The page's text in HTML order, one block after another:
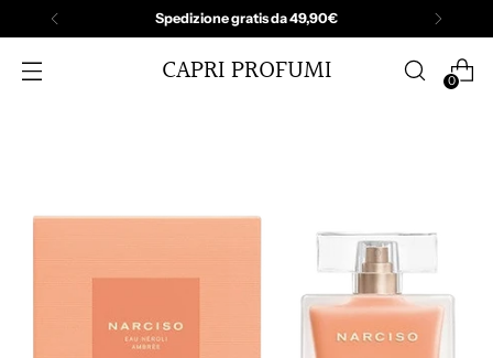
Spedizione gratis da 49,90€
CAPRI PROFUMI 0